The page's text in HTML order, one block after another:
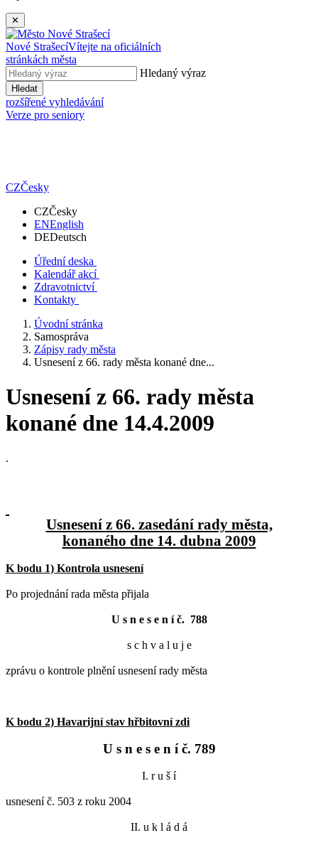
✕
Nové StrašecíVítejte na oficiálních
stránkách města
Hledaný výraz
Hledat
rozšířené vyhledávání
Verze pro seniory
CZČesky
CZČesky
ENEnglish
DEDeutsch
Úřední deska
Kalendář akcí
Zdravotnictví
Kontakty
Úvodní stránka
Samospráva
Zápisy rady města
Usnesení z 66. rady města konané dne...
Usnesení z 66. rady města
konané dne 14.4.2009
.
Usnesení z 66. zasedání rady města,
konaného dne 14. dubna 2009
K bodu 1) Kontrola usnesení
Po projednání rada města přijala
U s n e s e n í č. 788
s c h v a l u j e
zprávu o kontrole plnění usnesení rady města
K bodu 2) Havarijní stav hřbitovní zdi
U s n e s e n í č. 789
I. r u š í
usnesení č. 503 z roku 2004
II. u k l á d á